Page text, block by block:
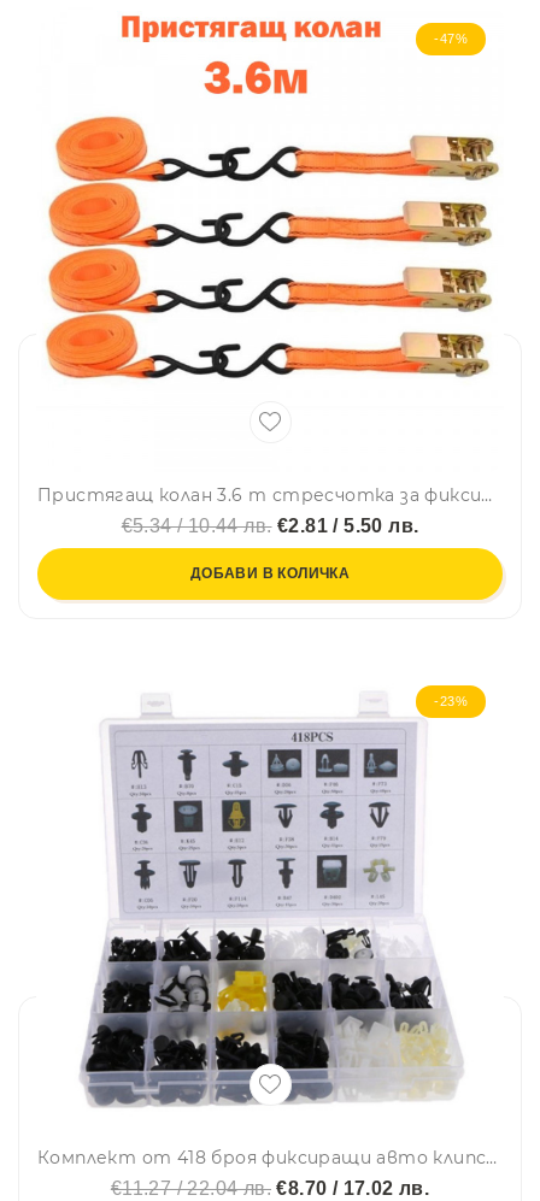
-47%
Пристягащ колан 3.6 m стресчотка за фиксиране на товари и констрикции
€5.34 / 10.44 лв.€2.81 / 5.50 лв.
ДОБАВИ В КОЛИЧКА
-23%
Комплект от 418 броя фиксиращи авто клипсове закопчалки копка - щипка за кори лайсни панели табло и др. за Honda Хонда
€11.27 / 22.04 лв. €8.70 / 17.02 лв.